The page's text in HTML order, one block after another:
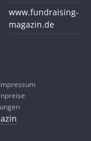
www.fundraising-
magazin.de
Impressum